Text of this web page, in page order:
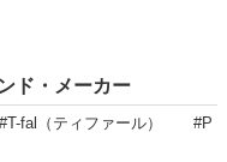
ド・メーカー
#T-fal（ティファール）
#P